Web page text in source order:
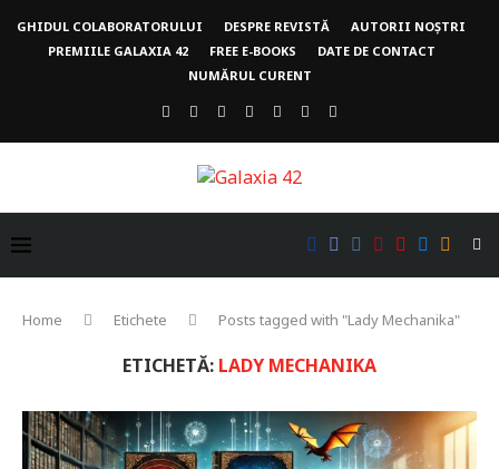
GHIDUL COLABORATORULUI DESPRE REVISTĂ
AUTORII NOȘTRI
PREMIILE GALAXIA 42
FREE E-BOOKS
DATE DE CONTACT
NUMĂRUL CURENT
Home Etichete Posts tagged with "Lady Mechanika"
ETICHETĂ: LADY MECHANIKA